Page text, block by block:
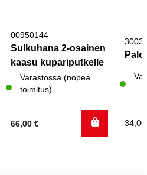
00950144
Sulkuhana 2-osainen
kaasu kupariputkelle
Varastossa (nopea
toimitus)
66,00 €